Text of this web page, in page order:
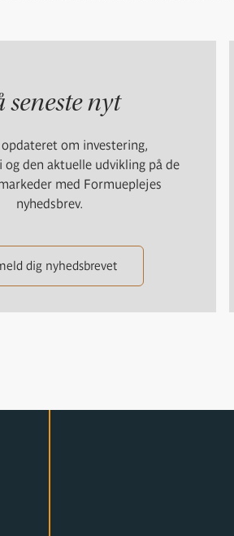
seneste nyt
om investering,
den aktuelle udvikling på de
med Formueplejes
nyhedsbrev.
dig nyhedsbrevet